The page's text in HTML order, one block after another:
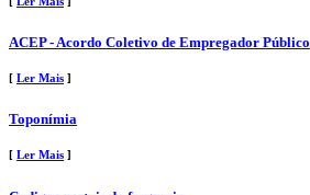
ACEP - Acordo Coletivo de Empregador Público
[ Ler Mais ]
Toponímia
[ Ler Mais ]